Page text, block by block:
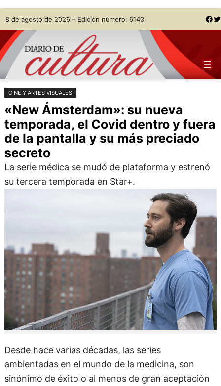
Saltar
al
contenido
Skip
to
content
8 de agosto de 2026 – Edición número: 6143 Facebook Twitter
CINE Y ARTES VISUALES
«New Ámsterdam»: su nueva
temporada, el Covid dentro y fuera
de la pantalla y su más preciado
secreto
La serie médica se mudó de plataforma y estrenó
su tercera temporada en Star+.
Desde hace varias décadas, las series
ambientadas en el mundo de la medicina, son
sinónimo de éxito o al menos de gran aceptación